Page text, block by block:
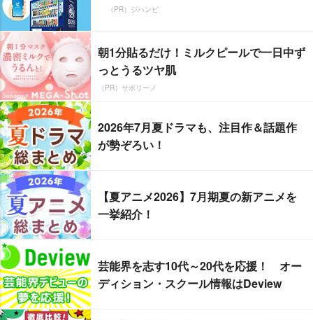
（PR）ジハンピ
朝1分貼るだけ！ミルクピールで一日中ず
っとうるツヤ肌
（PR）サボリーノ
2026年7月夏ドラマも、注目作＆話題作
が勢ぞろい！
【夏アニメ2026】7月期夏の新アニメを
一挙紹介！
芸能界を志す10代～20代を応援！ オー
ディション・スクール情報はDeview